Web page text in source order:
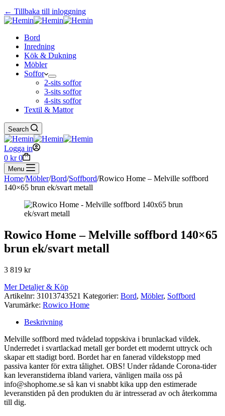
← Tillbaka till inloggning
Bord
Inredning
Kök & Dukning
Möbler
Soffor
2-sits soffor
3-sits soffor
4-sits soffor
Textil & Mattor
Search
Logga in
Shopping
cart
0 kr 0
Menu
Home/Möbler/Bord/Soffbord/Rowico Home – Melville soffbord
140×65 brun ek/svart metall
Rowico Home – Melville soffbord 140×65
brun ek/svart metall
3 819 kr
Mer Detaljer & Köp
Artikelnr: 31013743521 Kategorier: Bord, Möbler, Soffbord
Varumärke: Rowico Home
Beskrivning
Melville soffbord med tvådelad toppskiva i brunlackad vildek.
Underredet i svartlackad metall ger bordet ett modernt uttryck och
skapar ett stadigt bord. Bordet har en fanerad vildekstopp med
passiva kanter för extra tålighet. OBS! Under rådande Corona-tider
kan leveranstiderna ibland variera, vänligen maila oss på
info@shophome.se så kan vi snabbt kika upp den estimerade
leveranstiden på den produkten du är intresserad av och återkomma
till dig.